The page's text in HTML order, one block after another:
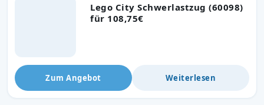
Lego City Schwerlastzug (60098)
für 108,75€
Zum Angebot Weiterlesen